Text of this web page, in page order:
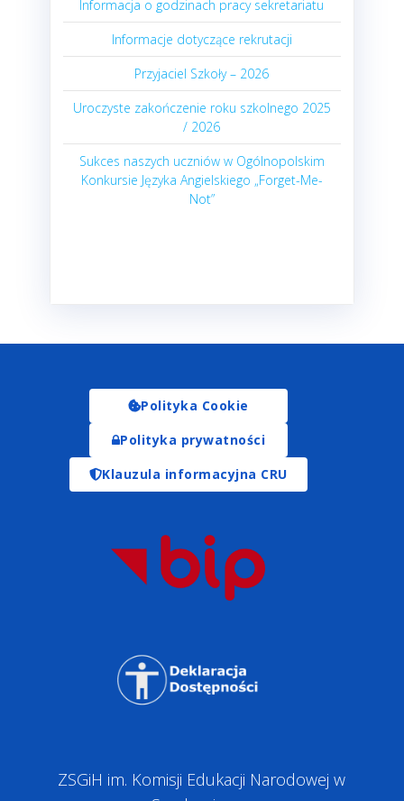
Informacja o godzinach pracy sekretariatu
Informacje dotyczące rekrutacji
Przyjaciel Szkoły – 2026
Uroczyste zakończenie roku szkolnego 2025
/ 2026
Sukces naszych uczniów w Ogólnopolskim
Konkursie Języka Angielskiego „Forget-Me-
Not”
Polityka Cookie
Polityka prywatności
Klauzula informacyjna CRU